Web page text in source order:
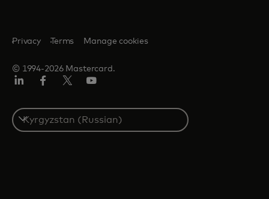
© 1994-2026 Mastercard.
Privacy Terms Manage cookies
Select
a
country